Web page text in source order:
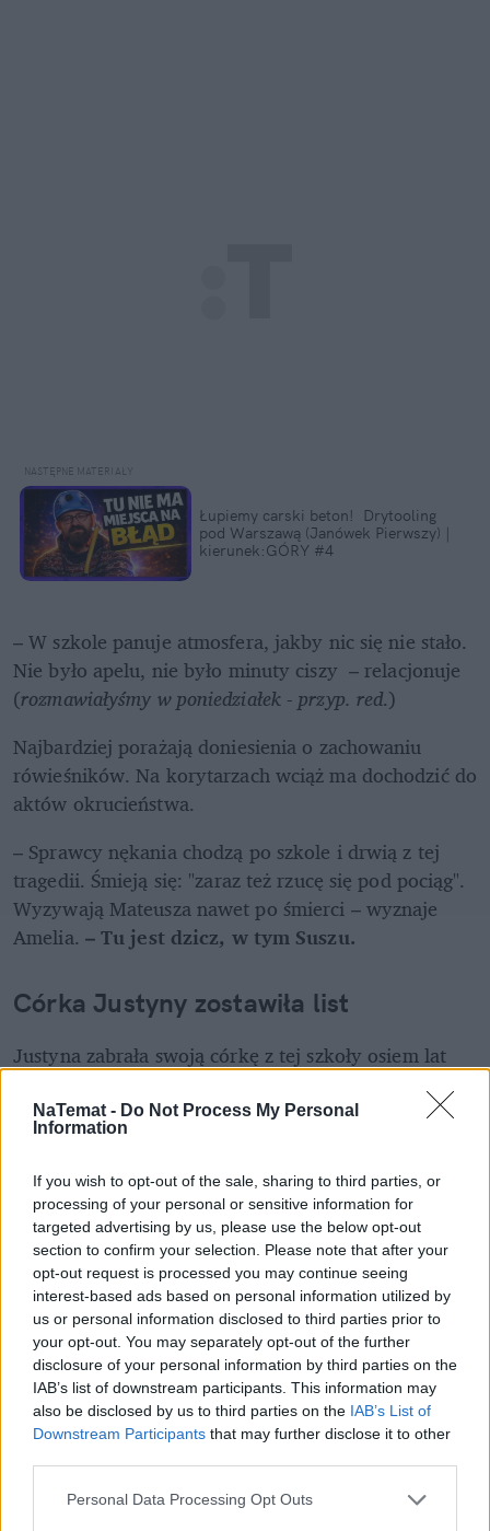
NaTemat - Do Not Process My Personal
Information
If you wish to opt-out of the sale, sharing to third parties, or
processing of your personal or sensitive information for
targeted advertising by us, please use the below opt-out
section to confirm your selection. Please note that after your
opt-out request is processed you may continue seeing
interest-based ads based on personal information utilized by
us or personal information disclosed to third parties prior to
your opt-out. You may separately opt-out of the further
disclosure of your personal information by third parties on the
IAB’s list of downstream participants. This information may
also be disclosed by us to third parties on the IAB’s List of
Downstream Participants that may further disclose it to other
Personal Data Processing Opt Outs
Łupiemy carski beton!  Drytooling
pod Warszawą (Janówek Pierwszy) |
kierunek:GÓRY #4
– W szkole panuje atmosfera, jakby nic się nie stało.
Nie było apelu, nie było minuty ciszy  – relacjonuje
(rozmawiałyśmy w poniedziałek - przyp. red.)
Najbardziej porażają doniesienia o zachowaniu
rówieśników. Na korytarzach wciąż ma dochodzić do
aktów okrucieństwa.
– Sprawcy nękania chodzą po szkole i drwią z tej
tragedii. Śmieją się: "zaraz też rzucę się pod pociąg".
Wyzywają Mateusza nawet po śmierci – wyznaje
Amelia. – Tu jest dzicz, w tym Suszu.
Córka Justyny zostawiła list
Justyna zabrała swoją córkę z tej szkoły osiem lat
Podkreśla, że choć placówką zarządzała wtedy
inna dyrekcja, mechanizmy znieczulicy były
niemal identyczne jak te opisywane dzisiaj.
Horror zaczął się w siódmej klasie.
REKLAMA